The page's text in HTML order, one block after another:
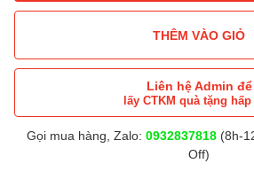
THÊM VÀO GIỎ
Liên hệ Admin để
lấy CTKM quà tặng hấp
Gọi mua hàng, Zalo: 0932837818(8h-
Off)